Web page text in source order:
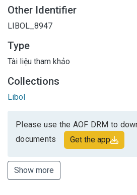
Other Identifier
LIBOL_8947
Type
Tài liệu tham khảo
Collections
Libol
Please use the AOF DRM to
documents
Get the app
Show more